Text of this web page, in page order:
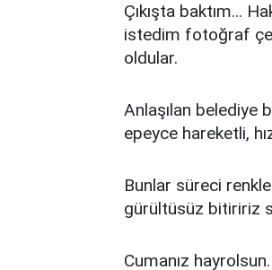
Çıkışta baktım…
istedim fotoğraf
oldular.
Anlaşılan belediye
epeyce hareketli,
Bunlar süreci
gürültüsüz bitiririz
Cumanız hayrolsun.